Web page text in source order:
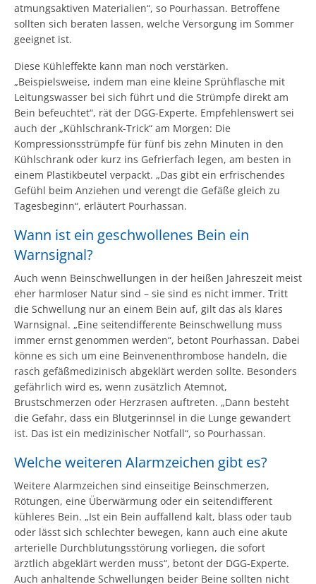
atmungsaktiven Materialien“, so Pourhassan. Betroffene
sollten sich beraten lassen, welche Versorgung im Sommer
geeignet ist.
Diese Kühleffekte kann man noch verstärken.
„Beispielsweise, indem man eine kleine Sprühflasche mit
Leitungswasser bei sich führt und die Strümpfe direkt am
Bein befeuchtet“, rät der DGG-Experte. Empfehlenswert sei
auch der „Kühlschrank-Trick“ am Morgen: Die
Kompressionsstrümpfe für fünf bis zehn Minuten in den
Kühlschrank oder kurz ins Gefrierfach legen, am besten in
einem Plastikbeutel verpackt. „Das gibt ein erfrischendes
Gefühl beim Anziehen und verengt die Gefäße gleich zu
Tagesbeginn“, erläutert Pourhassan.
Wann ist ein geschwollenes Bein ein
Warnsignal?
Auch wenn Beinschwellungen in der heißen Jahreszeit meist
eher harmloser Natur sind – sie sind es nicht immer. Tritt
die Schwellung nur an einem Bein auf, gilt das als klares
Warnsignal. „Eine seitendifferente Beinschwellung muss
immer ernst genommen werden“, betont Pourhassan. Dabei
könne es sich um eine Beinvenenthrombose handeln, die
rasch gefäßmedizinisch abgeklärt werden sollte. Besonders
gefährlich wird es, wenn zusätzlich Atemnot,
Brustschmerzen oder Herzrasen auftreten. „Dann besteht
die Gefahr, dass ein Blutgerinnsel in die Lunge gewandert
ist. Das ist ein medizinischer Notfall“, so Pourhassan.
Welche weiteren Alarmzeichen gibt es?
Weitere Alarmzeichen sind einseitige Beinschmerzen,
Rötungen, eine Überwärmung oder ein seitendifferent
kühleres Bein. „Ist ein Bein auffallend kalt, blass oder taub
oder lässt sich schlechter bewegen, kann auch eine akute
arterielle Durchblutungsstörung vorliegen, die sofort
ärztlich abgeklärt werden muss“, betont der DGG-Experte.
Auch anhaltende Schwellungen beider Beine sollten nicht